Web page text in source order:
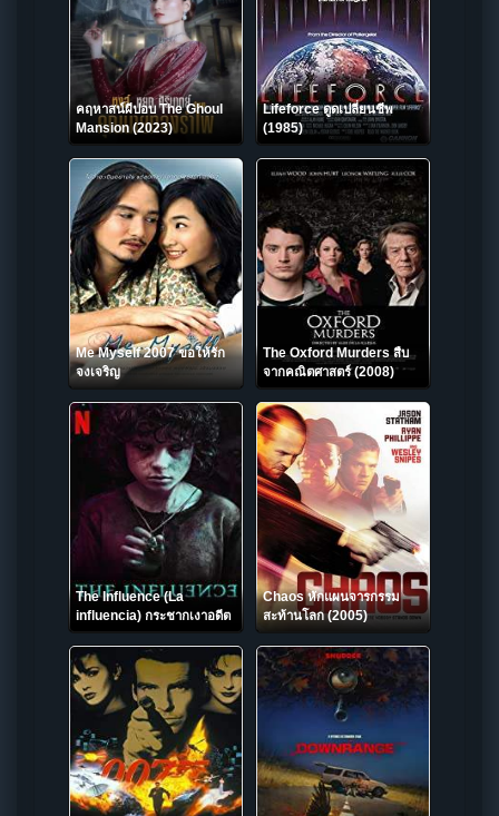
คฤหาสน์ผีปอบ The Ghoul
Mansion (2023)
Lifeforce ดูดเปลี่ยนชีพ
(1985)
Me Myself 2007 ขอให้รัก
จงเจริญ
The Oxford Murders สืบ
จากคณิตศาสตร์ (2008)
The Influence (La
influencia) กระชากเงาอดีต
(2019) NETFLIX บรรยาย
ไทย
Chaos หักแผนจารกรรม
สะท้านโลก (2005)